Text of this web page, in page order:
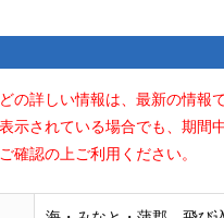
の詳しい情報は、最新の情報
示されている場合でも、期
確認の上ご利用ください。